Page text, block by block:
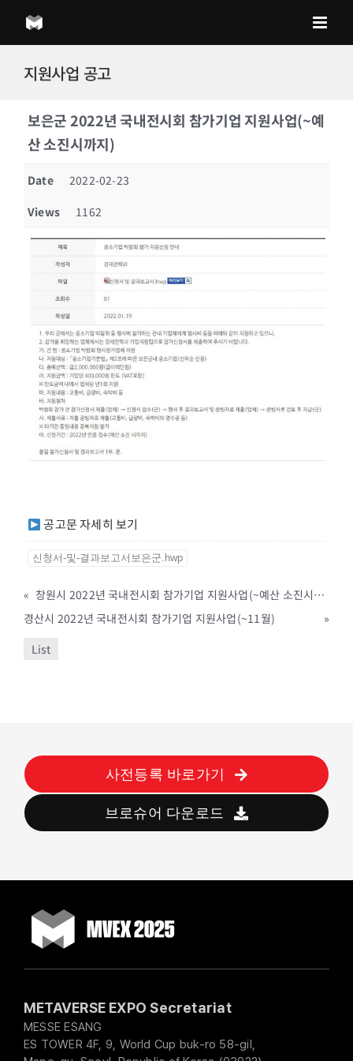
content
지원사업 공고
보은군 2022년 국내전시회 참가기업 지원사업(~예
산 소진시까지)
Date
2022-02-23
Views
1162
공고문 자세히 보기
신청서-및-결과보고서보은군.hwp
«
창원시 2022년 국내전시회 참가기업 지원사업(~예산 소진시까지)
경산시 2022년 국내전시회 참가기업 지원사업(~11월)
»
List
사전등록 바로가기
브로슈어 다운로드
METAVERSE EXPO Secretariat
MESSE ESANG
ES TOWER 4F, 9, World Cup buk-ro 58-gil,